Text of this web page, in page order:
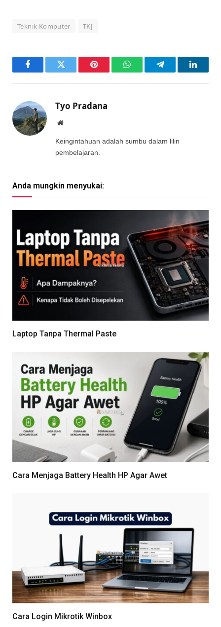
Teknik Komputer TKJ
FacebookTwitter Pinterest WhatsAppTelegram
Tyo Pradana
Website
Keingintahuan adalah sumbu dalam lilin
pembelajaran.
Anda mungkin menyukai:
Laptop Tanpa Thermal Paste
Cara Menjaga Battery Health HP Agar Awet
Cara Login Mikrotik Winbox